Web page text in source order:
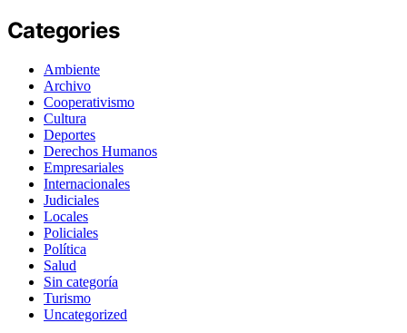
Categories
Ambiente
Archivo
Cooperativismo
Cultura
Deportes
Derechos Humanos
Empresariales
Internacionales
Judiciales
Locales
Policiales
Política
Salud
Sin categoría
Turismo
Uncategorized